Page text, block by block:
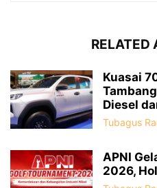
RELATED
Kuasai
Diesel
Tubagus
APNI
2026,